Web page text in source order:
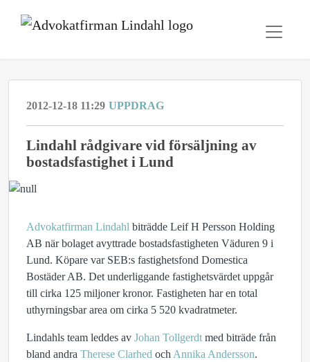
2012-12-18 11:29 UPPDRAG
Lindahl rådgivare vid försäljning av
bostadsfastighet i Lund
Advokatfirman Lindahl biträdde Leif H Persson Holding
AB när bolaget avyttrade bostadsfastigheten Väduren 9 i
Lund. Köpare var SEB:s fastighetsfond Domestica
Bostäder AB. Det underliggande fastighetsvärdet uppgår
till cirka 125 miljoner kronor. Fastigheten har en total
uthyrningsbar area om cirka 5 520 kvadratmeter.
Lindahls team leddes av Johan Tollgerdt med biträde från
bland andra Therese Clarhed och Annika Andersson.